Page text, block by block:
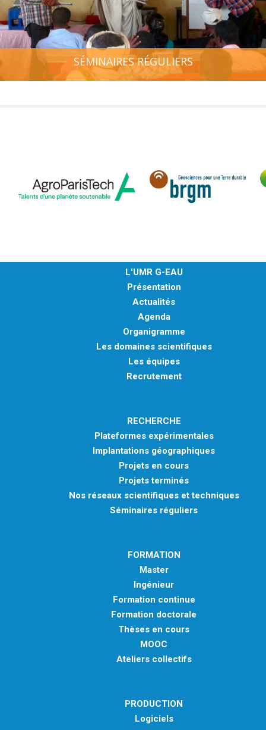
SÉMINAIRES RÉGULIERS
L'UMR G-EAU
Présentation
Actualités
Agenda
Organigramme
Les domaines scientifiques
Les équipes
Recrutement
RECHERCHE
Plateformes expérimentales
Implantations géographiques
Projets en cours
Projets terminés
Nos réseaux scientifiques et techniques
Séminaires réguliers
FORMATION
Master
Ingénieur
Formation continue
Formation doctorale
Thèses en cours
MOOC
Ateliers collectifs
PRODUCTION
Logiciels